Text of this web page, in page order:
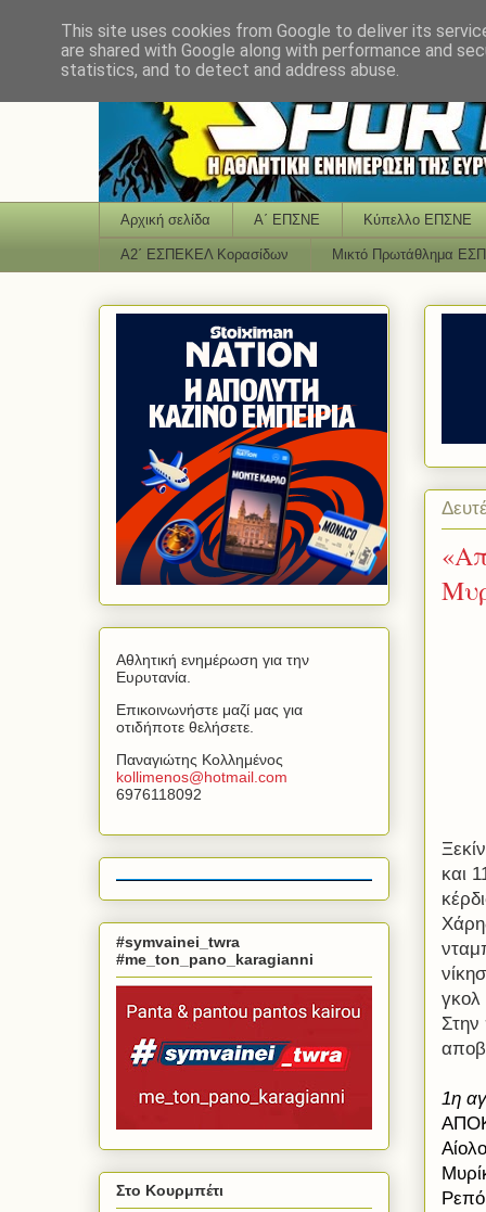
Αρχική σελίδα Α΄ ΕΠΣΝΕ Κύπελλο ΕΠΣΝΕ
Α2΄ ΕΣΠΕΚΕΛ Κορασίδων Μικτό Πρωτάθλημα
και
γκολ
1η
Αθλητική ενημέρωση για την
Ευρυτανία.
Επικοινωνήστε μαζί μας για
οτιδήποτε θελήσετε.
Παναγιώτης Κολλημένος
kollimenos@hotmail com
6976118092
#symvainei_twra
#me_ton_pano_karagianni
Στο Κουρμπέτι
This site uses cookies from Google to deliver its
are shared with Google along with performance and
statistics, and to detect and address abuse.